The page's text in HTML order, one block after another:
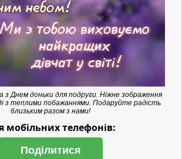
з Днем доньки для подруги. Ніжне зображення
з теплими побажаннями. Подаруйте радість
близьким разом з нами!
мобільних телефонів:
Поділитися